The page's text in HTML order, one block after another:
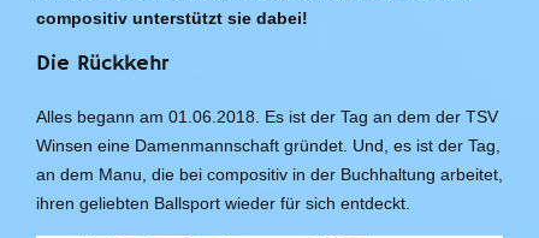
compositiv unterstützt sie dabei!
Die Rückkehr
Alles begann am 01.06.2018. Es ist der Tag an dem der TSV
Winsen eine Damenmannschaft gründet. Und, es ist der Tag,
an dem Manu, die bei compositiv in der Buchhaltung arbeitet,
ihren geliebten Ballsport wieder für sich entdeckt.